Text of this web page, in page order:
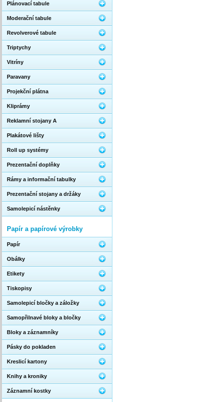
Plánovací tabule
Moderační tabule
Revolverové tabule
Triptychy
Vitríny
Paravany
Projekční plátna
Kliprámy
Reklamní stojany A
Plakátové lišty
Roll up systémy
Prezentační doplňky
Rámy a informační tabulky
Prezentační stojany a držáky
Samolepicí nástěnky
Papír a papírové výrobky
Papír
Obálky
Etikety
Tiskopisy
Samolepicí bločky a záložky
Samopřilnavé bloky a bločky
Bloky a záznamníky
Pásky do pokladen
Kreslicí kartony
Knihy a kroniky
Záznamní kostky